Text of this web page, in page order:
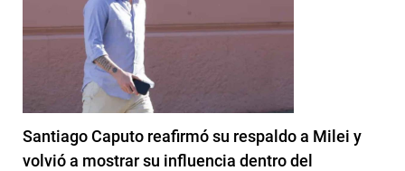
Santiago Caputo reafirmó su respaldo a Milei y
volvió a mostrar su influencia dentro del